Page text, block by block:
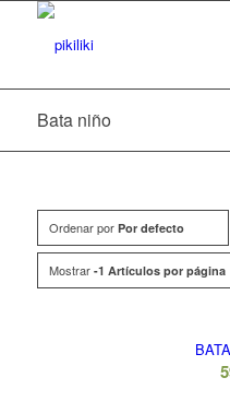
Bata niño
Ordenar por Por defecto
Mostrar -1 Artículos por página